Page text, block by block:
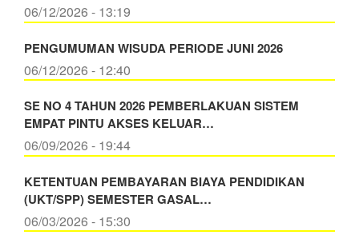
06/12/2026 - 13:19
PENGUMUMAN WISUDA PERIODE JUNI 2026
06/12/2026 - 12:40
SE NO 4 TAHUN 2026 PEMBERLAKUAN SISTEM
EMPAT PINTU AKSES KELUAR…
06/09/2026 - 19:44
KETENTUAN PEMBAYARAN BIAYA PENDIDIKAN
(UKT/SPP) SEMESTER GASAL…
06/03/2026 - 15:30